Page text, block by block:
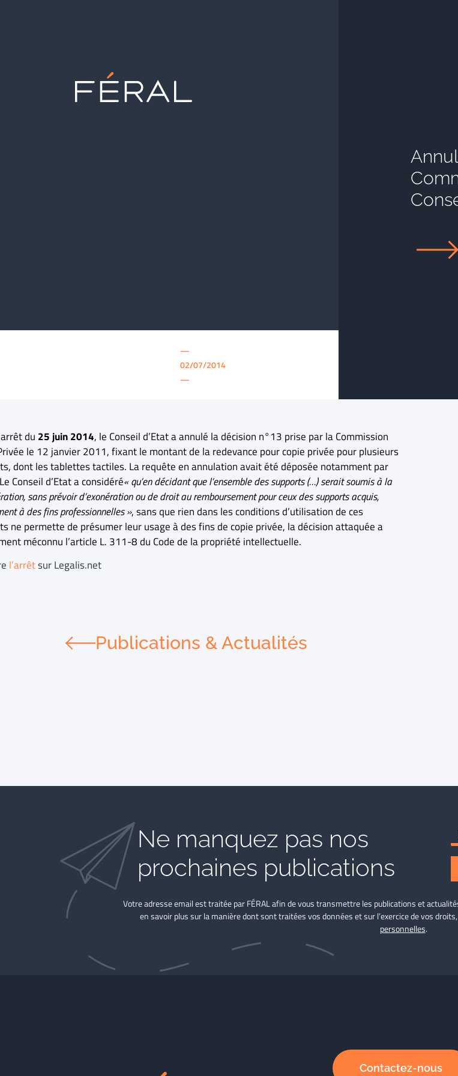
—
02/07/2014
—
du 25 juin 2014, le Conseil d’Etat a annulé la décision n°13 prise par la Commission
le 12 janvier 2011, fixant le montant de la redevance pour copie privée pour plusieurs
dont les tablettes tactiles. La requête en annulation avait été déposée notamment par
Conseil d’Etat a considéré« qu’en décidant que l’ensemble des supports (…) serait soumis à la
sans prévoir d’exonération ou de droit au remboursement pour ceux des supports acquis,
à des fins professionnelles », sans que rien dans les conditions d’utilisation de ces
ne permette de présumer leur usage à des fins de copie privée, la décision attaquée a
méconnu l’article L. 311-8 du Code de la propriété intellectuelle.
l’arrêtsur Legalis.net
Publications & Actualités
Ne manquez pas nos
prochaines publications
Votre adresse email est traitée par FÉRAL afin de vous transmettre les publications et
en savoir plus sur la manière dont sont traitées vos données et sur l’exercice de vos
personnelles.
Contactez-nous